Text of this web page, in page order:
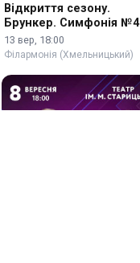
Відкриття сезону.
Брункер. Симфонія №4
«Романтична»
13 вер, 18:00
Філармонія (Хмельницький)